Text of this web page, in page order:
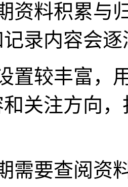
资料积累与
录内容会
置较丰富，
关注方向
需要查阅资